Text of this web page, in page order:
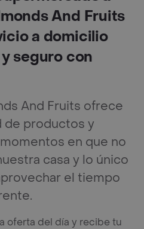
And Fruits
a domicilio
seguro con
And Fruits ofrece
de productos y
en que no
casa y lo único
el tiempo
oferta del día y recibe tu